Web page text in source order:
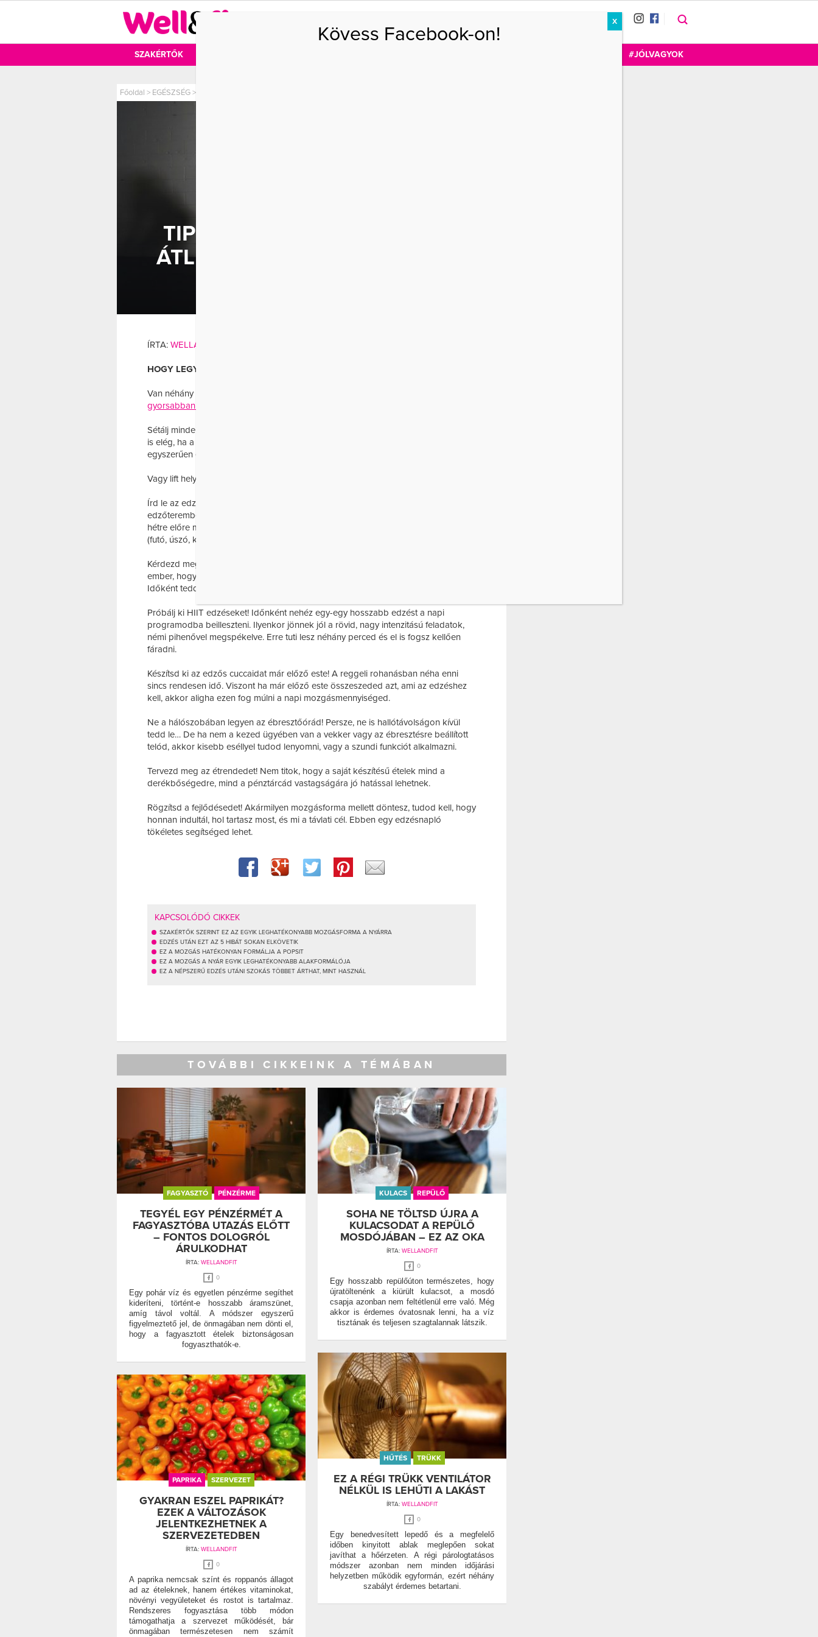
SZAKÉRTŐK #JÓLVAGYOK
Főoldal > EGÉSZSÉG>
TIPPEK, HOGY KÖNNYEBBEN
ÁTLÉPD A HOLTPONTOKAT AZ
ÍRTA: WELLANDFIT
HOGY LEGYÉL TÚL A HOLTPONTON? REMEK TIPEKKEL SEGÍTÜNK!
Van néhány apró trükk, amivel a
gyorsabban túljuthatsz
Sétálj minden nap 5 percet! Könnyű betartani és következetesen megoldani. Már az
is elég, ha a közeli edzőterembe – bicikli, tömegközlekedés vagy autó helyett –
egyszerűen elsétálsz.
Vagy lift helyett gyalogolsz néhány emeletet.
Írd le az edzésterved! Nem elég csak fejben eltervezni, hogy mit csinálsz majd az
edzőteremben vagy a futópályán. Sokat segít, ha néhány napra vagy akár egy
hétre előre megírod az edzéstervet. Ebben személyi edző vagy más szakember
(futó, úszó, kerékpáros tréner) segítségét kérheted.
Kérdezd meg magadtól, miért csinálod! Néha a napi rohanásban el is felejti az
ember, hogy mihez kell, illetve mire jó az egészségesebb étrend és életforma.
Időként tedd fel magadnak a kérdést és válaszold is meg.
Próbálj ki HIIT edzéseket! Időnként nehéz egy-egy hosszabb edzést a napi
programodba beilleszteni. Ilyenkor jönnek jól a rövid, nagy intenzitású feladatok,
némi pihenővel megspékelve. Erre tuti lesz néhány perced és el is fogsz kellően
fáradni.
Készítsd ki az edzős cuccaidat már előző este! A reggeli rohanásban néha enni
sincs rendesen idő. Viszont ha már előző este összeszeded azt, ami az edzéshez
kell, akkor aligha ezen fog múlni a napi mozgásmennyiséged.
Ne a hálószobában legyen az ébresztőórád! Persze, ne is hallótávolságon kívül
tedd le… De ha nem a kezed ügyében van a vekker vagy az ébresztésre beállított
telód, akkor kisebb eséllyel tudod lenyomni, vagy a szundi funkciót alkalmazni.
Tervezd meg az étrendedet! Nem titok, hogy a saját készítésű ételek mind a
derékbőségedre, mind a pénztárcád vastagságára jó hatással lehetnek.
Rögzítsd a fejlődésedet! Akármilyen mozgásforma mellett döntesz, tudod kell, hogy
honnan indultál, hol tartasz most, és mi a távlati cél. Ebben egy edzésnapló
tökéletes segítséged lehet.
KAPCSOLÓDÓ CIKKEK
SZAKÉRTŐK SZERINT EZ AZ EGYIK LEGHATÉKONYABB MOZGÁSFORMA A NYÁRRA
EDZÉS UTÁN EZT AZ 5 HIBÁT SOKAN ELKÖVETIK
EZ A MOZGÁS HATÉKONYAN FORMÁLJA A POPSIT
EZ A MOZGÁS A NYÁR EGYIK LEGHATÉKONYABB ALAKFORMÁLÓJA
EZ A NÉPSZERŰ EDZÉS UTÁNI SZOKÁS TÖBBET ÁRTHAT, MINT HASZNÁL
TOVÁBBI CIKKEINK A TÉMÁBAN
FAGYASZTÓ PÉNZÉRME
TEGYÉL EGY PÉNZÉRMÉT A
FAGYASZTÓBA UTAZÁS ELŐTT
– FONTOS DOLOGRÓL
ÁRULKODHAT
ÍRTA: WELLANDFIT
0
Egy pohár víz és egyetlen pénzérme segíthet
kideríteni, történt-e hosszabb áramszünet,
amíg távol voltál. A módszer egyszerű
figyelmeztető jel, de önmagában nem dönti el,
hogy a fagyasztott ételek biztonságosan
fogyaszthatók-e.
KULACS REPÜLŐ
SOHA NE TÖLTSD ÚJRA A
KULACSODAT A REPÜLŐ
MOSDÓJÁBAN – EZ AZ OKA
ÍRTA: WELLANDFIT
0
Egy hosszabb repülőúton természetes, hogy
újratöltenénk a kiürült kulacsot, a mosdó
csapja azonban nem feltétlenül erre való. Még
akkor is érdemes óvatosnak lenni, ha a víz
tisztának és teljesen szagtalannak látszik.
HŰTÉS TRÜKK
EZ A RÉGI TRÜKK VENTILÁTOR
NÉLKÜL IS LEHŰTI A LAKÁST
ÍRTA: WELLANDFIT
0
Egy benedvesített lepedő és a megfelelő
időben kinyitott ablak meglepően sokat
javíthat a hőérzeten. A régi párologtatásos
módszer azonban nem minden időjárási
helyzetben működik egyformán, ezért néhány
szabályt érdemes betartani.
PAPRIKA SZERVEZET
GYAKRAN ESZEL PAPRIKÁT?
EZEK A VÁLTOZÁSOK
JELENTKEZHETNEK A
SZERVEZETEDBEN
ÍRTA: WELLANDFIT
0
A paprika nemcsak színt és roppanós állagot
ad az ételeknek, hanem értékes vitaminokat,
növényi vegyületeket és rostot is tartalmaz.
Rendszeres fogyasztása több módon
támogathatja a szervezet működését, bár
önmagában természetesen nem számít
Kövess Facebook-on!
X